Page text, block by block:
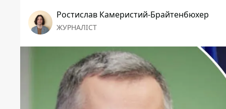
Ростислав Камеристий-Брайтенбюхер
ЖУРНАЛІСТ